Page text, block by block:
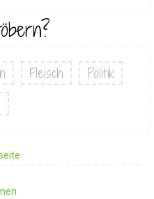
Fleisch
Politik